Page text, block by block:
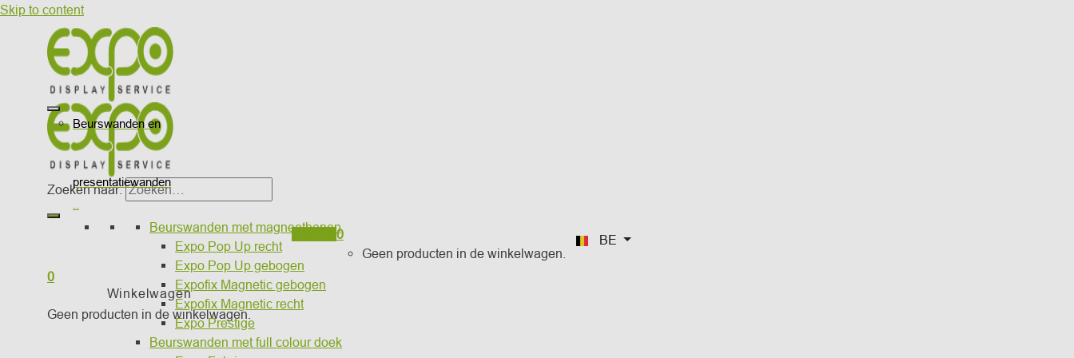
Skip to content
Zoeken naar:
0
Geen producten in de winkelwagen.
BE
0
Winkelwagen
Geen producten in de winkelwagen.
Beurswanden en
presentatiewanden
Beurswanden met magneetbanen
Expo Pop Up recht
Expo Pop Up gebogen
Expofix Magnetic gebogen
Expofix Magnetic recht
Expo Prestige
Beurswanden met full colour doek